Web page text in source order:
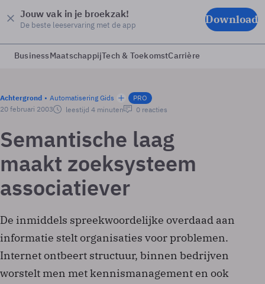
Jouw vak in je broekzak!
De beste leeservaring met de app Download
BusinessMaatschappijTech & ToekomstCarrière
Achtergrond Automatisering Gids
PRO
20 februari 2003
leestijd 4 minuten 0 reacties
Semantische laag
maakt zoeksysteem
associatiever
De inmiddels spreekwoordelijke overdaad aan
informatie stelt organisaties voor problemen.
Internet ontbeert structuur, binnen bedrijven
worstelt men met kennismanagement en ook